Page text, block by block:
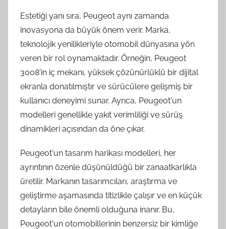
Estetiği yanı sıra, Peugeot aynı zamanda
inovasyona da büyük önem verir. Marka,
teknolojik yenilikleriyle otomobil dünyasına yön
veren bir rol oynamaktadır. Örneğin, Peugeot
3008'in iç mekanı, yüksek çözünürlüklü bir dijital
ekranla donatılmıştır ve sürücülere gelişmiş bir
kullanıcı deneyimi sunar. Ayrıca, Peugeot'un
modelleri genellikle yakıt verimliliği ve sürüş
dinamikleri açısından da öne çıkar.
Peugeot'un tasarım harikası modelleri, her
ayrıntının özenle düşünüldüğü bir zanaatkarlıkla
üretilir. Markanın tasarımcıları, araştırma ve
geliştirme aşamasında titizlikle çalışır ve en küçük
detayların bile önemli olduğuna inanır. Bu,
Peugeot'un otomobillerinin benzersiz bir kimliğe